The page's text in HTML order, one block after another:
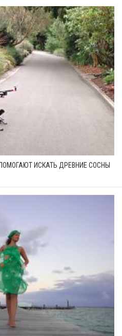
ИСКАТЬ ДРЕВНИЕ СОСНЫ